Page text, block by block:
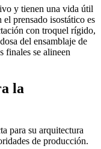
y tienen una vida útil
prensado isostático es
con troquel rígido,
del ensamblaje de
finales se alineen
la
para su arquitectura
de producción.